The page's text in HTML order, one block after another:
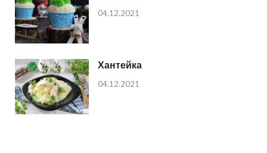
04.12.2021
Хантейка
04.12.2021